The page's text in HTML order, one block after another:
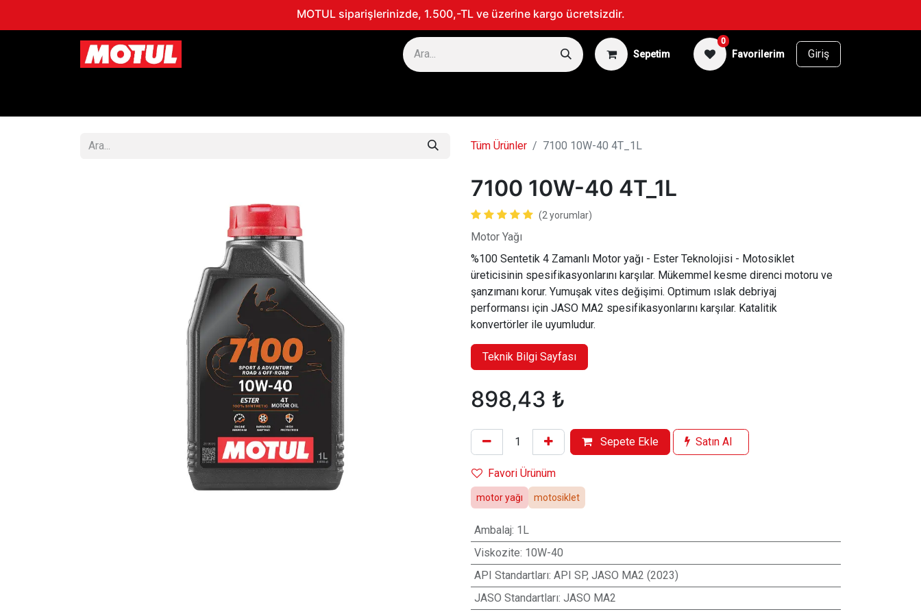
MOTUL siparişlerinizde, 1.500,-TL ve üzerine kargo ücretsizdir.
Sepetim
0
Favorilerim Giriş
Tüm Ürünler 7100 10W-40 4T_1L
7100 10W-40 4T_1L
(2 yorumlar)
Motor Yağı
%100 Sentetik 4 Zamanlı Motor yağı - Ester Teknolojisi - Motosiklet
üreticisinin spesifikasyonlarını karşılar. Mükemmel kesme direnci motoru ve
şanzımanı korur. Yumuşak vites değişimi. Optimum ıslak debriyaj
performansı için JASO MA2 spesifikasyonlarını karşılar. Katalitik
konvertörler ile uyumludur.
Teknik Bilgi Sayfası
898,43 ₺
Sepete Ekle Satın Al
Favori Ürünüm
motor yağı motosiklet
Ambalaj: 1L
Viskozite: 10W-40
API Standartları: API SP, JASO MA2 (2023)
JASO Standartları: JASO MA2